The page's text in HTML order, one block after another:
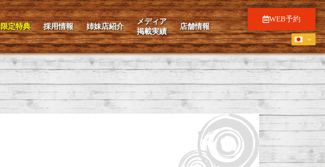
限定特典 採用情報 姉妹店紹介
メディア
掲載実績
店舗情報
WEB予約